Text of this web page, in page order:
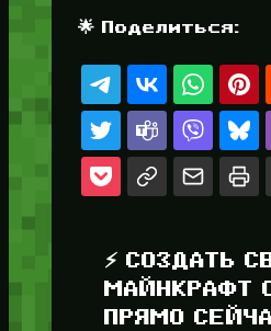
🌟 Поделиться:
⚡ СОЗДАТЬ
МАЙНКРАФТ
ПРЯМО